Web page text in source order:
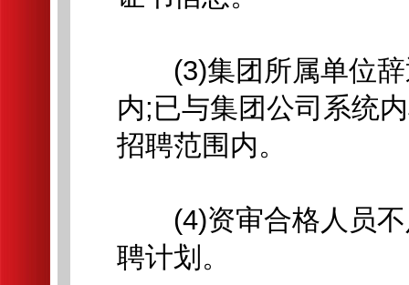
(3)集团所属单位辞
内;已与集团公司系统
招聘范围内。
(4)资审合格人员不
聘计划。